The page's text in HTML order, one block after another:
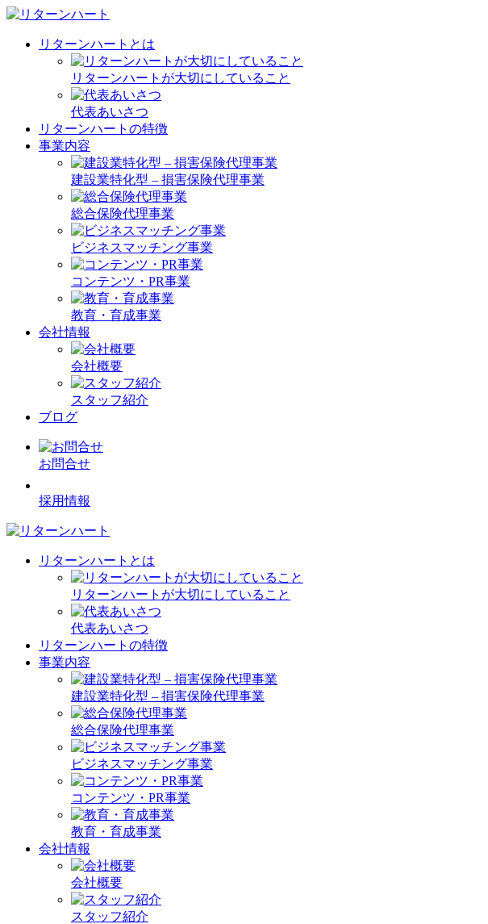
リターンハートとは
リターンハートが大切にしていること
代表あいさつ
リターンハートの特徴
事業内容
建設業特化型 – 損害保険代理事業
総合保険代理事業
ビジネスマッチング事業
コンテンツ・PR事業
教育・育成事業
会社情報
会社概要
スタッフ紹介
ブログ
お問合せ
採用情報
リターンハートとは
リターンハートが大切にしていること
代表あいさつ
リターンハートの特徴
事業内容
建設業特化型 – 損害保険代理事業
総合保険代理事業
ビジネスマッチング事業
コンテンツ・PR事業
教育・育成事業
会社情報
会社概要
スタッフ紹介